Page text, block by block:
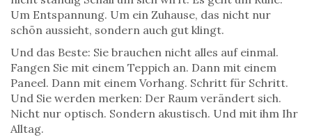
Um Entspannung. Um ein Zuhause, das nicht nur
schön aussieht, sondern auch gut klingt.
Und das Beste: Sie brauchen nicht alles auf einmal.
Fangen Sie mit einem Teppich an. Dann mit einem
Paneel. Dann mit einem Vorhang. Schritt für Schritt.
Und Sie werden merken: Der Raum verändert sich.
Nicht nur optisch. Sondern akustisch. Und mit ihm Ihr
Alltag.